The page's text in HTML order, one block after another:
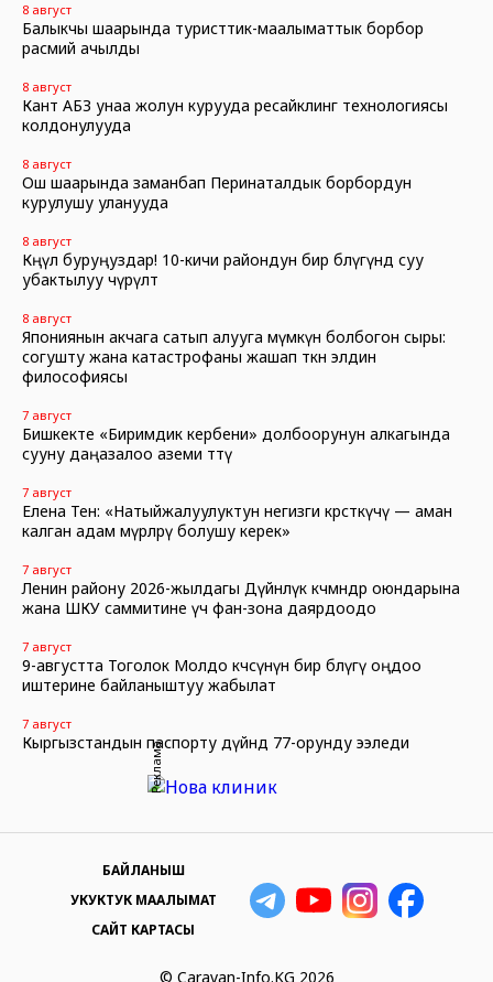
8 август
Балыкчы шаарында туристтик-маалыматтык борбор
расмий ачылды
8 август
Кант АБЗ унаа жолун курууда ресайклинг технологиясы
колдонулууда
8 август
Ош шаарында заманбап Перинаталдык борбордун
курулушу уланууда
8 август
Көңүл буруңуздар! 10-кичи райондун бир бөлүгүндө суу
убактылуу өчүрүлөт
8 август
Япониянын акчага сатып алууга мүмкүн болбогон сыры:
согушту жана катастрофаны жашап өткөн элдин
философиясы
7 август
Бишкекте «Биримдик кербени» долбоорунун алкагында
сууну даңазалоо аземи өттү
7 август
Елена Тен: «Натыйжалуулуктун негизги көрсөткүчү — аман
калган адам өмүрлөрү болушу керек»
7 август
Ленин району 2026-жылдагы Дүйнөлүк көчмөндөр оюндарына
жана ШКУ саммитине үч фан-зона даярдоодо
7 август
9-августта Тоголок Молдо көчөсүнүн бир бөлүгү оңдоо
иштерине байланыштуу жабылат
7 август
Кыргызстандын паспорту дүйнөдө 77-орунду ээледи
Реклама
© Caravan-Info.KG 2026
БАЙЛАНЫШ
УКУКТУК МААЛЫМАТ
САЙТ КАРТАСЫ